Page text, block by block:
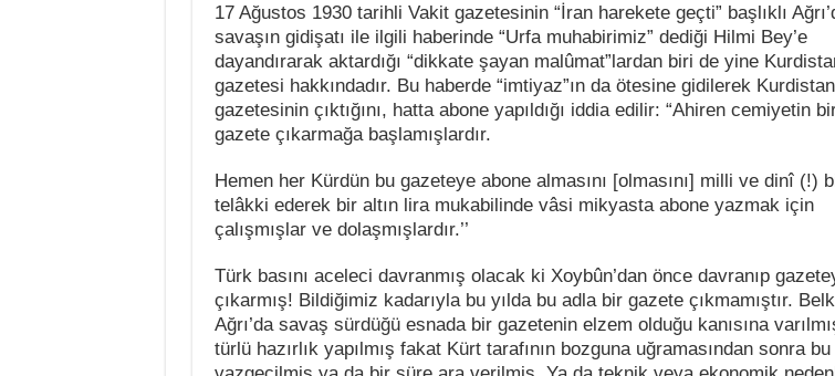
17 Ağustos 1930 tarihli Vakit gazetesinin “İran harekete geçti” başlıklı
savaşın gidişatı ile ilgili haberinde “Urfa muhabirimiz” dediği Hilmi Bey’e
dayandırarak aktardığı “dikkate şayan malûmat”lardan biri de yine
gazetesi hakkındadır. Bu haberde “imtiyaz”ın da ötesine gidilerek Kurdistan
gazetesinin çıktığını, hatta abone yapıldığı iddia edilir: “Ahiren cemiyetin
gazete çıkarmağa başlamışlardır.
Hemen her Kürdün bu gazeteye abone almasını [olmasını] milli ve dinî (!)
telâkki ederek bir altın lira mukabilinde vâsi mikyasta abone yazmak için
çalışmışlar ve dolaşmışlardır.’’
Türk basını aceleci davranmış olacak ki Xoybûn’dan önce davranıp
çıkarmış! Bildiğimiz kadarıyla bu yılda bu adla bir gazete çıkmamıştır.
Ağrı’da savaş sürdüğü esnada bir gazetenin elzem olduğu kanısına
türlü hazırlık yapılmış fakat Kürt tarafının bozguna uğramasından sonra